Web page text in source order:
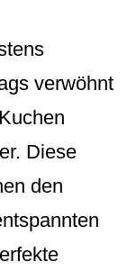
verwöhnt
Diese
den